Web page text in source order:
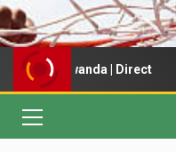
Rwanda | Direct